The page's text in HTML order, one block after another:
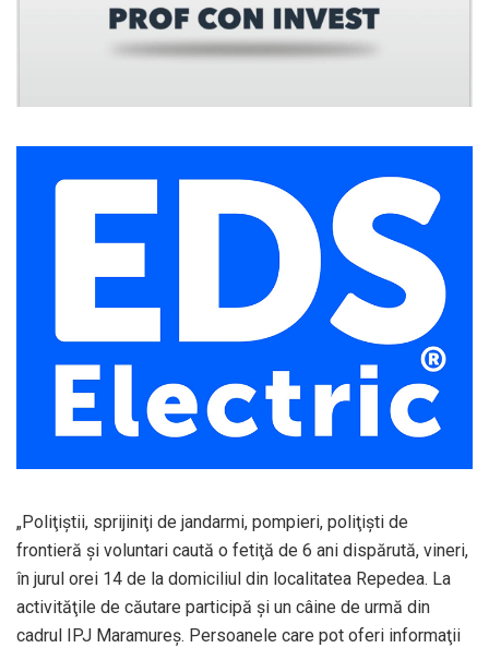
„Poliţiştii, sprijiniţi de jandarmi, pompieri, poliţişti de
frontieră şi voluntari caută o fetiţă de 6 ani dispărută, vineri,
în jurul orei 14 de la domiciliul din localitatea Repedea. La
activităţile de căutare participă şi un câine de urmă din
cadrul IPJ Maramureş. Persoanele care pot oferi informaţii